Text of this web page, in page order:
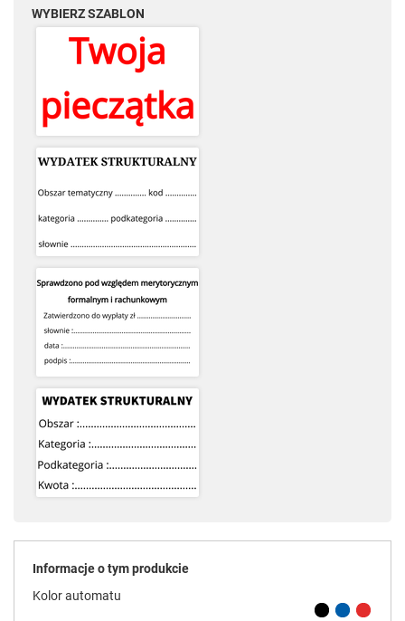
WYBIERZ SZABLON
Informacje o tym produkcie
Kolor automatu